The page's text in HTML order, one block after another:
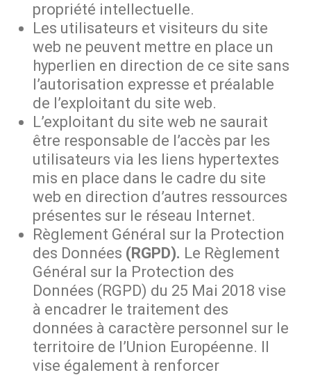
propriété intellectuelle.
Les utilisateurs et visiteurs du site
web ne peuvent mettre en place un
hyperlien en direction de ce site sans
l’autorisation expresse et préalable
de l’exploitant du site web.
L’exploitant du site web ne saurait
être responsable de l’accès par les
utilisateurs via les liens hypertextes
mis en place dans le cadre du site
web en direction d’autres ressources
présentes sur le réseau Internet.
Règlement Général sur la Protection
des Données (RGPD). Le Règlement
Général sur la Protection des
Données (RGPD) du 25 Mai 2018 vise
à encadrer le traitement des
données à caractère personnel sur le
territoire de l’Union Européenne. Il
vise également à renforcer